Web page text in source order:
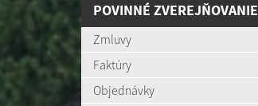
POVINNÉ ZVEREJŇOVANIE
Zmluvy
Faktúry
Objednávky